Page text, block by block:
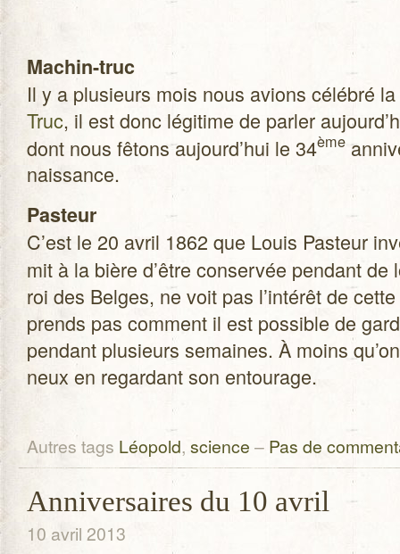
Machin-truc
Il y a plu­sieurs mois nous avions célé­bré
Truc, il est donc légi­time de par­ler
dont nous fêtons aujourd’hui le 34ème
naissance.
Pas­teur
C’est le 20 avril 1862 que Louis Pas­teur
mit à la bière d’être conser­vée pen­dant
roi des Belges, ne voit pas l’intérêt de
prends pas com­ment il est pos­sible de
pen­dant plu­sieurs semaines. À moins
neux en regar­dant son entourage.
Autres tags Léopold, science – Pas de
Anniversaires du 10 avril
10 avril 2013